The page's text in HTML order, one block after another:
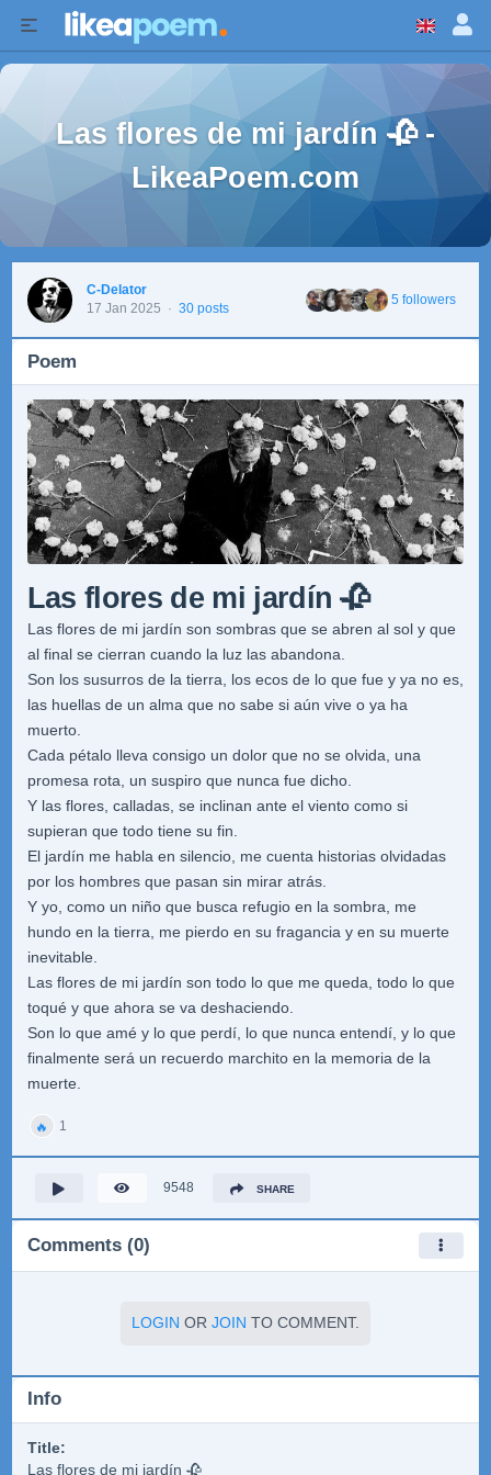
Las flores de mi jardín 🥀 -
LikeaPoem.com
C-Delator
17 Jan 2025 · 30 posts
5 followers
Poem
Las flores de mi jardín 🥀
Las flores de mi jardín son sombras que se abren al sol y que
al final se cierran cuando la luz las abandona.
Son los susurros de la tierra, l os ecos de lo que fue y ya no es,
las huellas de un alma que no sabe si aún vive o ya ha
muerto.
Cada pétalo lleva consigo un dolor que no se olvida, una
promesa rota, un suspiro que nunca fue dicho.
Y las flores, calladas, se inclinan ante el viento como si
supieran que todo tiene su fin.
El jardín me habla en silencio, me cuenta historias olvidadas
por los hombres que pasan sin mirar atrás.
Y yo, como un niño que busca refugio en la sombra, me
hundo en la tierra, me pierdo en su fragancia y en su muerte
inevitable.
Las flores de mi jardín son todo lo que me queda, todo lo que
toqué y que ahora se va deshaciendo.
Son lo que amé y lo que perdí,
lo que nunca entendí, y lo que
finalmente será un recuerdo marchito en la memoria de la
muerte.
🔥 1
9548 SHARE
Comments (0)
LOGIN OR JOIN TO COMMENT.
Info
Title:
Las flores de mi jardín 🥀